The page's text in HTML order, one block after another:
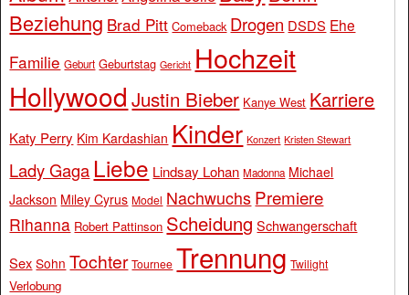
Beziehung Brad Pitt Comeback Drogen DSDS Ehe
Familie Geburt Geburtstag Gericht Hochzeit
Hollywood Justin Bieber Kanye West Karriere
Katy Perry Kim Kardashian Kinder Konzert Kristen Stewart
Lady Gaga Liebe Lindsay Lohan Madonna Michael
Jackson Miley Cyrus Model Nachwuchs Premiere
Rihanna Robert Pattinson Scheidung Schwangerschaft
Sex Sohn Tochter Tournee Trennung Twilight
Verlobung